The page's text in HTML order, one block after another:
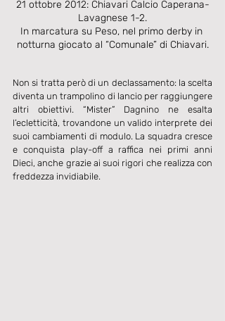
21 ottobre 2012: Chiavari Calcio Caperana-
Lavagnese 1-2.
In marcatura su Peso, nel primo derby in
notturna giocato al “Comunale” di Chiavari.
Non si tratta però di un declassamento: la scelta
diventa un trampolino di lancio per raggiungere
altri obiettivi. “Mister” Dagnino ne esalta
l’ecletticità, trovandone un valido interprete dei
suoi cambiamenti di modulo. La squadra cresce
e conquista play-off a raffica nei primi anni
Dieci, anche grazie ai suoi rigori che realizza con
freddezza invidiabile.